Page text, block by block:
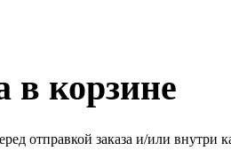
в корзине
отправкой заказа и/или внутри